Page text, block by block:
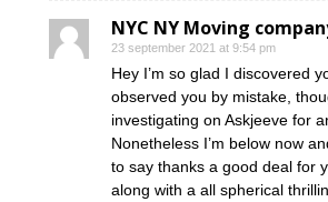
NYC NY Moving
23 september 2021 at 9:54 pm
Hey I’m so glad I discovered
observed you by mistake,
investigating on Askjeeve for
Nonetheless I’m below now
to say thanks a good deal for
along with a all spherical